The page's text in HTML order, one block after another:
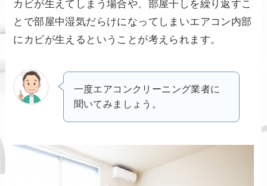
カビが生えてしまう場合や、部屋干しを繰り返すこ
とで部屋中湿気だらけになってしまいエアコン内部
にカビが生えるということが考えられます。
一度エアコンクリーニング業者に
聞いてみましょう。